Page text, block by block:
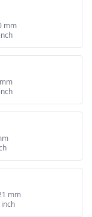
mm
mm